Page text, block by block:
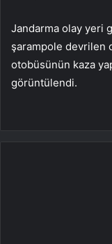
Jandarma olay yeri
şarampole devrilen
otobüsünün kaza
görüntülendi.